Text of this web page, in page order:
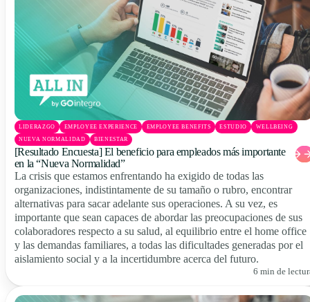
LIDERAZGO EMPLOYEE EXPERIENCE EMPLOYEE BENEFITS ESTUDIO WELLBEING
NUEVA NORMALIDAD BIENESTAR
[Resultado Encuesta] El beneficio para empleados más importante
en la “Nueva Normalidad”
La crisis que estamos enfrentando ha exigido de todas las
organizaciones, indistintamente de su tamaño o rubro, encontrar
alternativas para sacar adelante sus operaciones. A su vez, es
importante que sean capaces de abordar las preocupaciones de sus
colaboradores respecto a su salud, al equilibrio entre el home office
y las demandas familiares, a todas las dificultades generadas por el
aislamiento social y a la incertidumbre acerca del futuro.
6 min de